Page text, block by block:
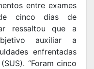
entre exames
cinco dias de
ressaltou que a
auxiliar a
enfrentadas
“Foram cinco